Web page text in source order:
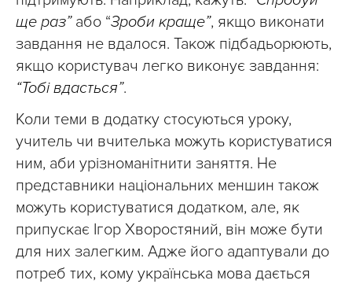
ще раз” або “Зроби краще”, якщо виконати
завдання не вдалося. Також підбадьорюють,
якщо користувач легко виконує завдання:
“Тобі вдасться”.
Коли теми в додатку стосуються уроку,
учитель чи вчителька можуть користуватися
ним, аби урізноманітнити заняття. Не
представники національних меншин також
можуть користуватися додатком, але, як
припускає Ігор Хворостяний, він може бути
для них залегким. Адже його адаптували до
потреб тих, кому українська мова дається